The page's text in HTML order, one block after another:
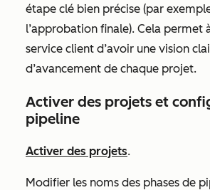
étape clé bien précise (par
l’approbation finale). Cela permet
service client d’avoir une vision
d’avancement de chaque projet.
Activer des projets et
pipeline
Activer des projets.
Modifier les noms des phases de